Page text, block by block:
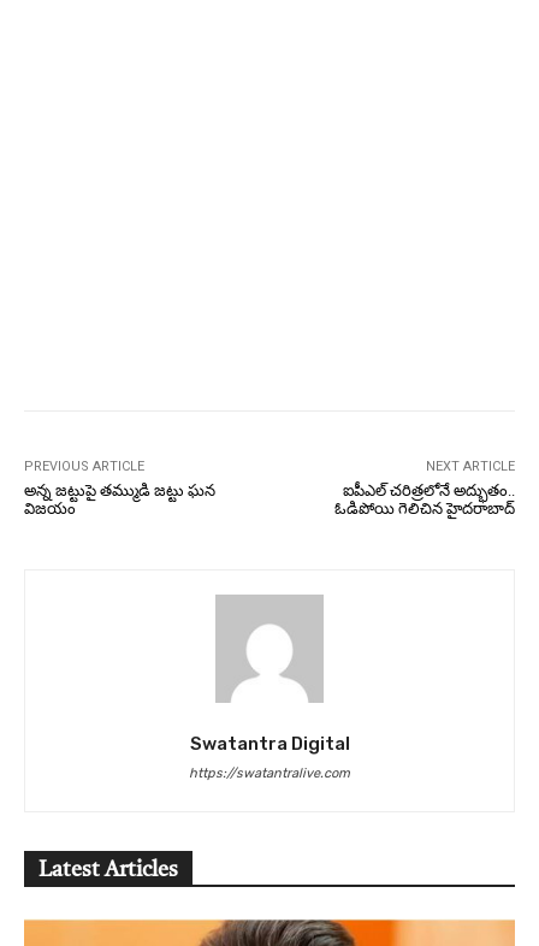
PREVIOUS ARTICLE
అన్న జట్టుపై తమ్ముడి జట్టు ఘన
విజయం
NEXT ARTICLE
ఐపీఎల్ చరిత్రలోనే అద్భుతం..
ఓడిపోయి గెలిచిన హైదరాబాద్
Swatantra Digital
https://swatantralive.com
Latest Articles